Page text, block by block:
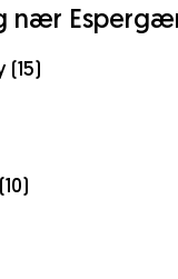
nær
(15)